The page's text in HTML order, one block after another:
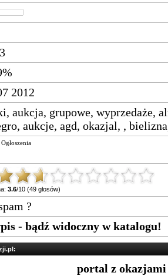
2012
, aukcja, grupowe, wyprzedaże,
, aukcje, agd, okazjal, , bielizna
Ogłoszenia
3.6/10 (49 głosów)
?
- bądź widoczny w katalogu!
portal z okazjami